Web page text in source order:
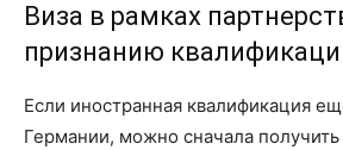
Виза в рамках
признанию
Если иностранная квалификация
Германии, можно сначала получить